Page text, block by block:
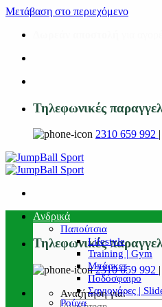
Μετάβαση στο περιεχόμενο
Τηλεφωνικές
2310 659 992 |
Τηλεφωνικές
2310 659 992 |
Αναζήτηση για:
Ανδρικά
Παπούτσια
Lifestyle
Training | Gym
Μπάσκετ
Ποδόσφαιρο
Σαγιονάρες |
Ρούχα